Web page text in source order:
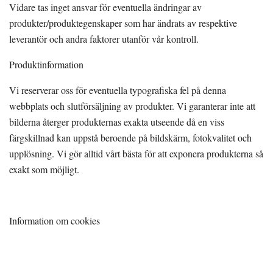
Vidare tas inget ansvar för eventuella ändringar av
produkter/produktegenskaper som har ändrats av respektive
leverantör och andra faktorer utanför vår kontroll.
Produktinformation
Vi reserverar oss för eventuella typografiska fel på denna
webbplats och slutförsäljning av produkter. Vi garanterar inte att
bilderna återger produkternas exakta utseende då en viss
färgskillnad kan uppstå beroende på bildskärm, fotokvalitet och
upplösning. Vi gör alltid vårt bästa för att exponera produkterna så
exakt som möjligt.
Information om cookies